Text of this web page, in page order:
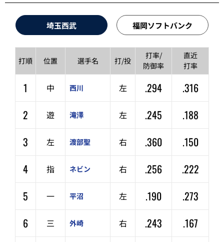
埼玉西武 福岡ソフトバンク
打順 位置 選手名 打/投
打率/
防御率
直近
打率
1 中 西川 左 .294
.316
2
遊 滝澤 左 .245
.188
3
左 渡部聖 右 .360
.150
4
指 ネビン 右 .256
.222
5
一 平沼 左 .190
.273
6
三 外崎 右 .243
.167